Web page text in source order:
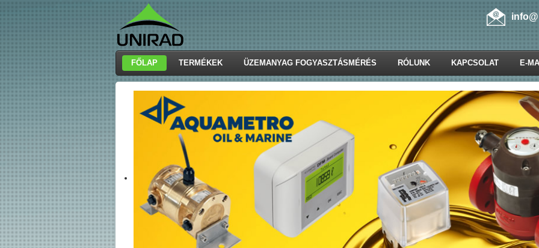
FŐLAP TERMÉKEK ÜZEMANYAG FOGYASZTÁSMÉRÉS RÓLUNK KAPCSOLAT E-